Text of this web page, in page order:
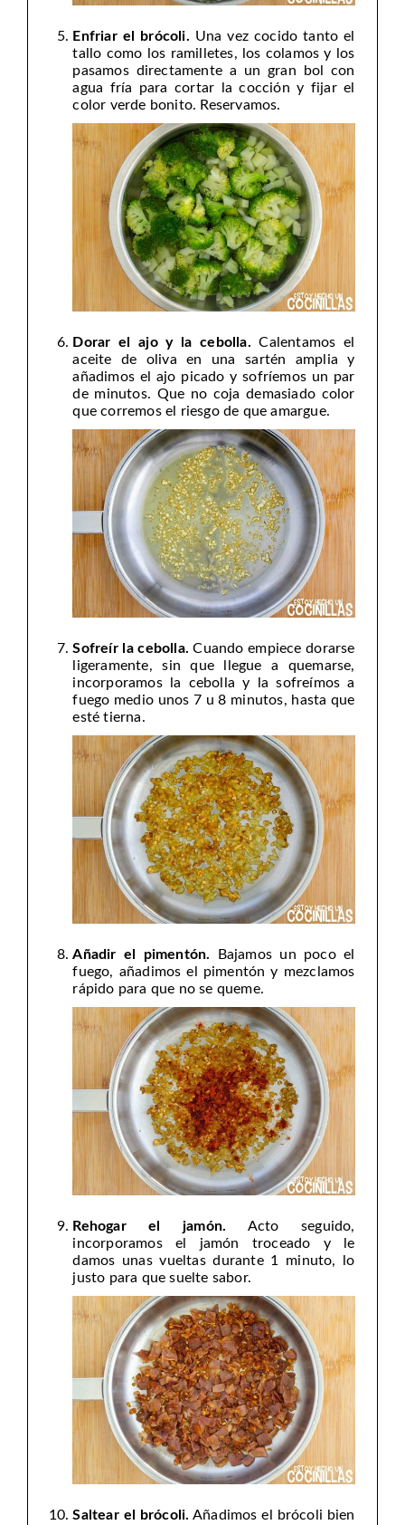
Enfriar el brócoli. Una vez cocido tanto el
tallo como los ramilletes, los colamos y los
pasamos directamente a un gran bol con
agua fría para cortar la cocción y fijar el
color verde bonito. Reservamos.
Dorar el ajo y la cebolla. Calentamos el
aceite de oliva en una sartén amplia y
añadimos el ajo picado y sofríemos un par
de minutos. Que no coja demasiado color
que corremos el riesgo de que amargue.
Sofreír la cebolla. Cuando empiece dorarse
ligeramente, sin que llegue a quemarse,
incorporamos la cebolla y la sofreímos a
fuego medio unos 7 u 8 minutos, hasta que
esté tierna.
Añadir el pimentón. Bajamos un poco el
fuego, añadimos el pimentón y mezclamos
rápido para que no se queme.
Rehogar el jamón. Acto seguido,
incorporamos el jamón troceado y le
damos unas vueltas durante 1 minuto, lo
justo para que suelte sabor.
Saltear el brócoli. Añadimos el brócoli bien